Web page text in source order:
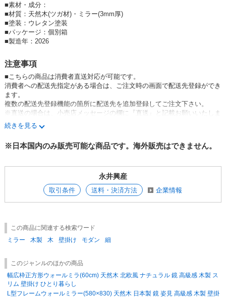
・ミラー厚3mm（飛散防止効果あり）
・壁掛け用ひも付
・届いてすぐに使える完成品
・日本製
＝ご注意＝
天然木の性質上、木目の柄や節、色味などに個体差がございます。
ご理解の上ご注文いただきますようお願いいたします。
＝出荷について＝
※注意事項を確認の上ご注文ください
※受注生産品の為ご注文後のキャンセルは不可です
●正方形タイプもございます
42cmタイプ『細枠正方形ウォールミラー(42)」は→こちら
●日本製ミラー多数ございます。
是非一度商品ページをご覧ください。
永井興産商品一覧は→こちら
■素材・成分：
■材質：天然木(ツガ材)・ミラー(3mm厚)
■塗装：ウレタン塗装
■パッケージ：個別箱
■製造年：2026
注意事項
■こちらの商品は消費者直送対応が可能です。
消費者への配送先指定がある場合は、ご注文時の画面で配送先登録ができ
ます。
複数の配送先登録機能の箇所に配送先を追加登録してご注文下さい。
※直送の場合は、小売店メッセージの欄に『直送』と記載お願いいたしま
す。
※配送先追加登録はこちら(ログイン後)
※消費者直送の場合は代引き対応不可となりますのでご了承下さい。
この商品は、【完成品】となっております。
※出来る限り実物に近いお色にて画像を掲載しておりますが、PCモニタ
ーなどの環境等のちがいにより若干異なる場合がございます。
北海道1000円・沖縄2500円・離島1500円/1梱包につき（税別）
※追加送料は1梱包につき料金がかかります。
※ご不明な点はご注文前に必ずお問い合わせ下さい。
【出荷について】
受注生産商品になりますので出荷に2週間前後お日にち頂きます。
ご希望のお届け日時にご注意ください。
続きを見る
※日本国内のみ販売可能な商品です。海外販売はできません。
永井興産
取引条件 送料・決済方法 企業情報
この商品に関連する検索ワード
ミラー
木製 木 壁掛け モダン 細
このジャンルのほかの商品
幅広枠正方形ウォールミラ(60cm) 天然木 北欧風 ナチュラル 鏡 高級感 木製 ス
リム 壁掛け ひとり暮らし
L型フレームウォールミラー(580×830) 天然木 日本製 鏡 姿見 高級感 木製 壁掛